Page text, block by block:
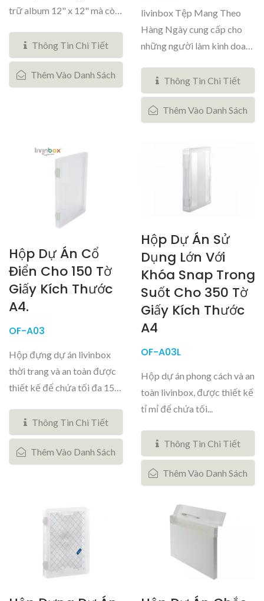
trữ album 12" x 12" mà còn
Thông Tin Chi Tiết
Thêm Vào Danh Sách
livinbox Tệp Mang Theo
Hàng Ngày cung cấp cho
những người làm kinh doanh
Thông Tin Chi Tiết
Thêm Vào Danh Sách
Hộp Dự Án Cổ
Điển Cho 150 Tờ
Giấy Kích Thước
A4.
OF-A03
Hộp đựng dự án livinbox
thời trang và an toàn được
thiết kế để chứa tối đa 150
Thông Tin Chi Tiết
Thêm Vào Danh Sách
Hộp Dự Án Sử
Dụng Lớn Với
Khóa Snap Trong
Suốt Cho 350 Tờ
Giấy Kích Thước
A4
OF-A03L
Hộp dự án phong cách và an
toàn livinbox, được thiết kế
tỉ mỉ để chứa tối...
Thông Tin Chi Tiết
Thêm Vào Danh Sách